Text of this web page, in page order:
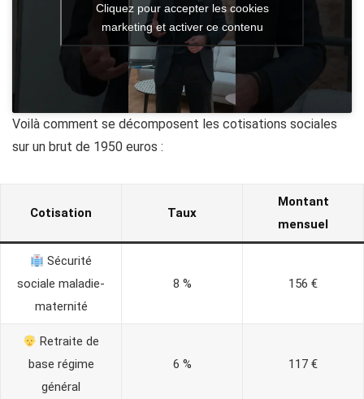
Cliquez pour accepter les cookies
marketing et activer ce contenu
Voilà comment se décomposent les cotisations sociales
sur un brut de 1950 euros :
Cotisation Taux
Montant
mensuel
Sécurité
sociale maladie-
maternité
8 % 156 €
Retraite de
base régime
général
6 % 117 €